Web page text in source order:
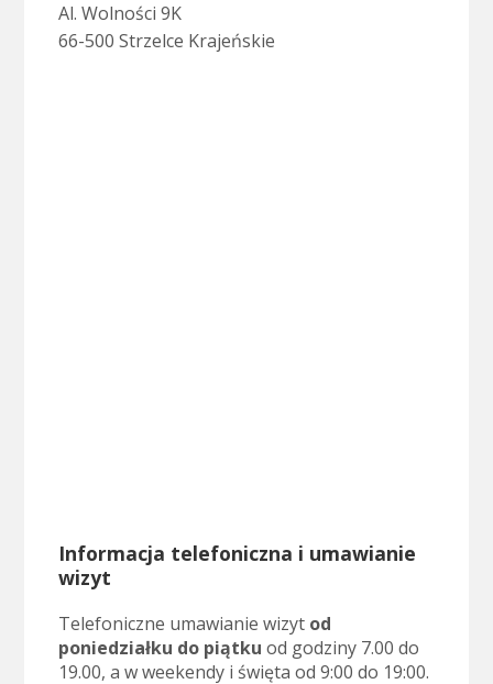
Al. Wolności 9K
66-500 Strzelce Krajeńskie
Informacja telefoniczna i umawianie
wizyt
Telefoniczne umawianie wizytod
poniedziałku do piątku od godziny 7.00 do
19.00, a w weekendy i święta od 9:00 do 19:00.